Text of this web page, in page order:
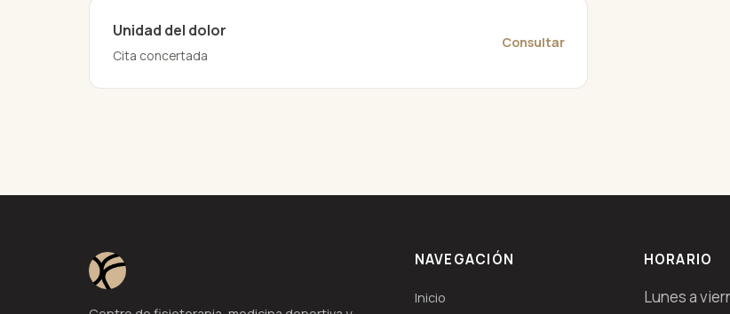
Unidad del dolor
Cita concertada
Consultar
NAVEGACIÓN
Inicio
HORARIO
Lunes a